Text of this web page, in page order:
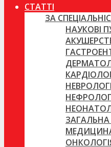
СТАТТІ
ЗА
НАУКОВІ